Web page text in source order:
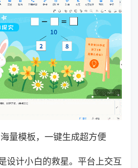
量模板，一键生成超方便
设计小白的救星。平台上交互